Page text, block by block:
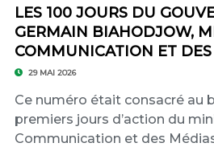
LES 100 JOURS DU
GERMAIN BIAHODJOW,
COMMUNICATION ET
29 MAI 2026
Ce numéro était consacré au
premiers jours d’action du
Communication et des